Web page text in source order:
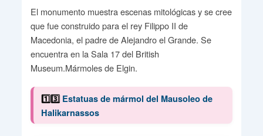
El monumento muestra escenas mitológicas y se cree
que fue construido para el rey Filippo II de
Macedonia, el padre de Alejandro el Grande. Se
encuentra en la Sala 17 del British
Museum.Mármoles de Elgin.
1️⃣3️⃣ Estatuas de mármol del Mausoleo de
Halikarnassos